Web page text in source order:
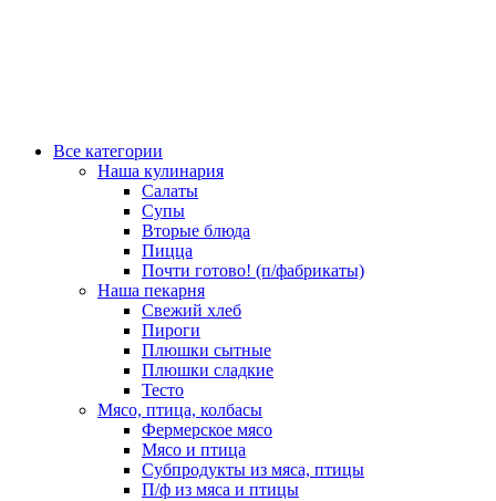
Все категории
Наша кулинария
Салаты
Супы
Вторые блюда
Пицца
Почти готово! (п/фабрикаты)
Наша пекарня
Свежий хлеб
Пироги
Плюшки сытные
Плюшки сладкие
Тесто
Мясо, птица, колбасы
Фермерское мясо
Мясо и птица
Субпродукты из мяса, птицы
П/ф из мяса и птицы